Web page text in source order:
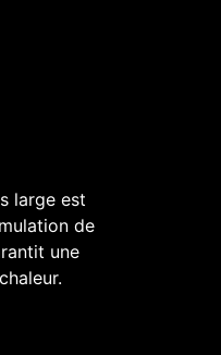
large est
de
une